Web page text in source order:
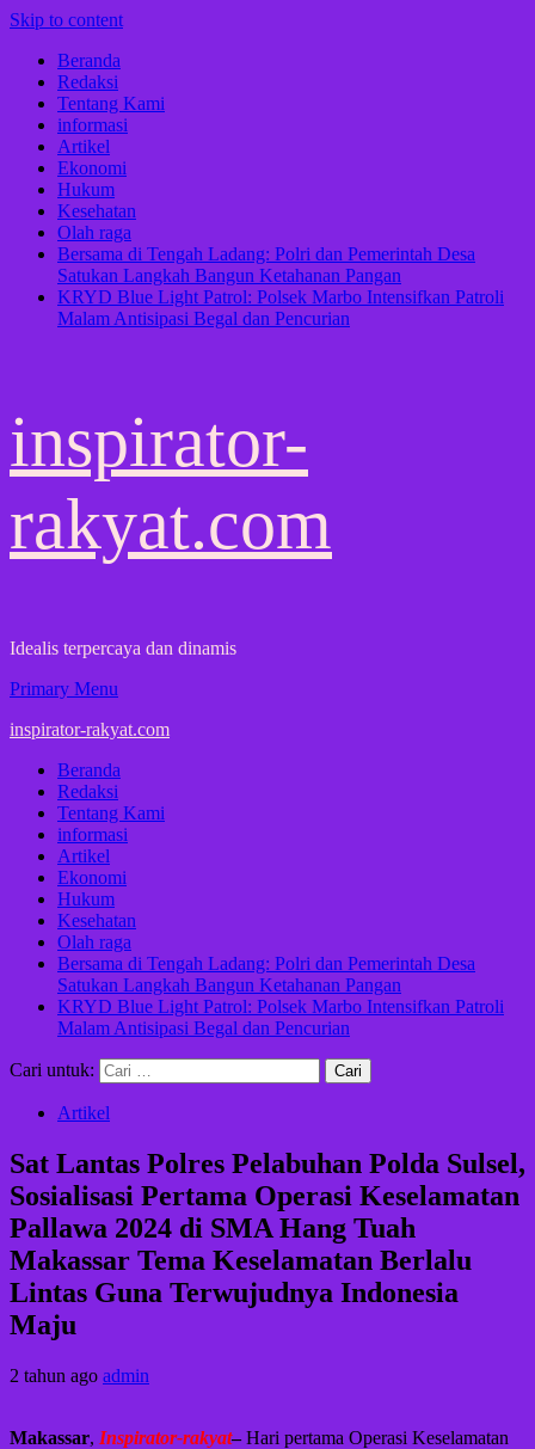
Skip to content
Beranda
Redaksi
Tentang Kami
informasi
Artikel
Ekonomi
Hukum
Kesehatan
Olah raga
Bersama di Tengah Ladang: Polri dan Pemerintah Desa
Satukan Langkah Bangun Ketahanan Pangan
KRYD Blue Light Patrol: Polsek Marbo Intensifkan Patroli
Malam Antisipasi Begal dan Pencurian
inspirator-
rakyat.com
Idealis terpercaya dan dinamis
Primary Menu
inspirator-rakyat.com
Beranda
Redaksi
Tentang Kami
informasi
Artikel
Ekonomi
Hukum
Kesehatan
Olah raga
Bersama di Tengah Ladang: Polri dan Pemerintah Desa
Satukan Langkah Bangun Ketahanan Pangan
KRYD Blue Light Patrol: Polsek Marbo Intensifkan Patroli
Malam Antisipasi Begal dan Pencurian
Cari untuk:
Artikel
Sat Lantas Polres Pelabuhan Polda Sulsel,
Sosialisasi Pertama Operasi Keselamatan
Pallawa 2024 di SMA Hang Tuah
Makassar Tema Keselamatan Berlalu
Lintas Guna Terwujudnya Indonesia
Maju
2 tahun ago admin
Makassar, Inspirator-rakyat–Hari pertama Operasi Keselamatan